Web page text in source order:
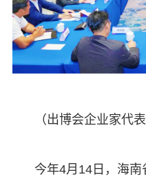
（出博会企业家代
今年4月14日，海